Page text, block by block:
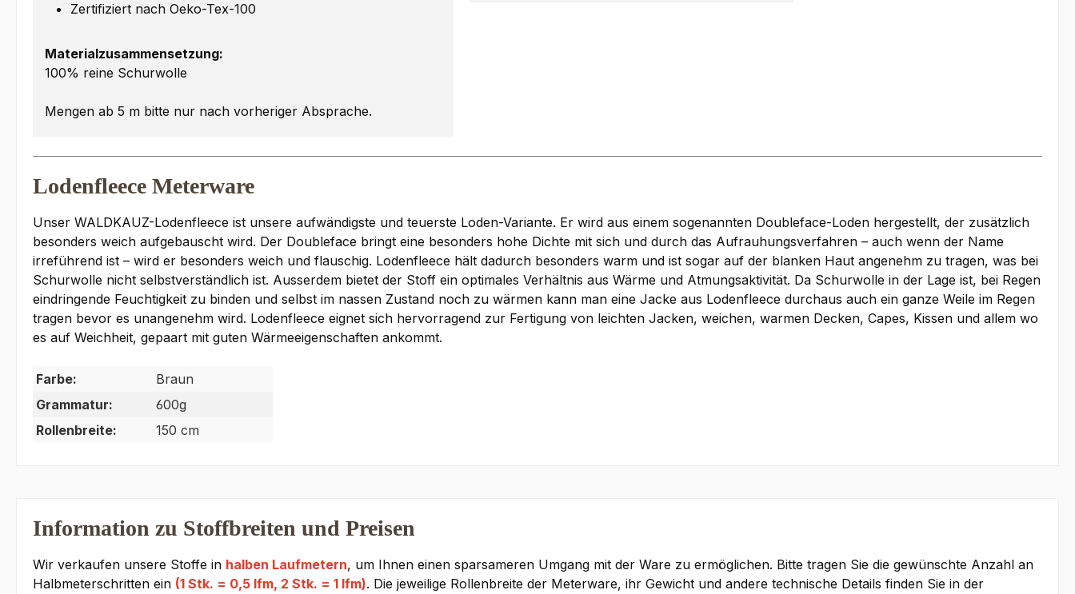
Zertifiziert nach Oeko-Tex-100
Materialzusammensetzung:
100% reine Schurwolle
Mengen ab 5 m bitte nur nach vorheriger Absprache.
Lodenfleece Meterware
Unser WALDKAUZ-Lodenfleece ist unsere aufwändigste und teuerste Loden-Variante. Er wird aus einem sogenannten Doubleface-Loden hergestellt, der zusätzlich
besonders weich aufgebauscht wird. Der Doubleface bringt eine besonders hohe Dichte mit sich und durch das Aufrauhungsverfahren – auch wenn der Name
irreführend ist – wird er besonders weich und flauschig. Lodenfleece hält dadurch besonders warm und ist sogar auf der blanken Haut angenehm zu tragen, was bei
Schurwolle nicht selbstverständlich ist. Ausserdem bietet der Stoff ein optimales Verhältnis aus Wärme und Atmungsaktivität. Da Schurwolle in der Lage ist, bei Regen
eindringende Feuchtigkeit zu binden und selbst im nassen Zustand noch zu wärmen kann man eine Jacke aus Lodenfleece durchaus auch ein ganze Weile im Regen
tragen bevor es unangenehm wird. Lodenfleece eignet sich hervorragend zur Fertigung von leichten Jacken, weichen, warmen Decken, Capes, Kissen und allem wo
es auf Weichheit, gepaart mit guten Wärmeeigenschaften ankommt.
Farbe:
Braun
Grammatur:
600g
Rollenbreite:
150 cm
Information zu Stoffbreiten und Preisen
Wir verkaufen unsere Stoffe in halben Laufmetern, um Ihnen einen sparsameren Umgang mit der Ware zu ermöglichen. Bitte tragen Sie die gewünschte Anzahl an
Halbmeterschritten ein (1 Stk. = 0,5 lfm, 2 Stk. = 1 lfm). Die jeweilige Rollenbreite der Meterware, ihr Gewicht und andere technische Details finden Sie in der